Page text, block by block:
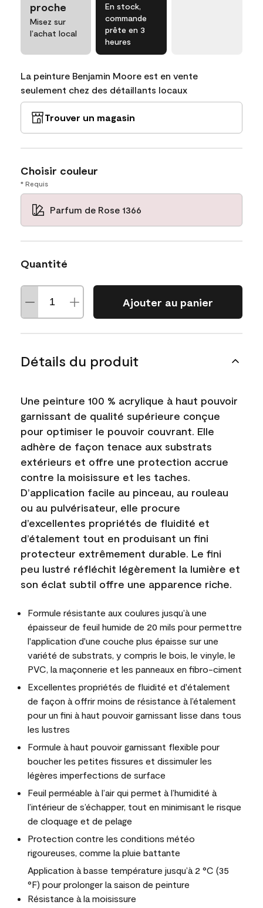
proche
Misez sur
l’achat local
En stock,
commande
prête en 3
heures
La peinture Benjamin Moore est en vente
seulement chez des détaillants locaux
Trouver un magasin
Choisir couleur
* Requis
Parfum de Rose 1366
Quantité
Ajouter au panier
Détails du produit
Une peinture 100 % acrylique à haut pouvoir
garnissant de qualité supérieure conçue
pour optimiser le pouvoir couvrant. Elle
adhère de façon tenace aux substrats
extérieurs et offre une protection accrue
contre la moisissure et les taches.
D’application facile au pinceau, au rouleau
ou au pulvérisateur, elle procure
d’excellentes propriétés de fluidité et
d’étalement tout en produisant un fini
protecteur extrêmement durable. Le fini
peu lustré réfléchit légèrement la lumière et
son éclat subtil offre une apparence riche.
Formule résistante aux coulures jusqu’à une
épaisseur de feuil humide de 20 mils pour permettre
l'application d'une couche plus épaisse sur une
variété de substrats, y compris le bois, le vinyle, le
PVC, la maçonnerie et les panneaux en fibro-ciment
Excellentes propriétés de fluidité et d'étalement
de façon à offrir moins de résistance à l’étalement
pour un fini à haut pouvoir garnissant lisse dans tous
les lustres
Formule à haut pouvoir garnissant flexible pour
boucher les petites fissures et dissimuler les
légères imperfections de surface
Feuil perméable à l’air qui permet à l’humidité à
l’intérieur de s’échapper, tout en minimisant le risque
de cloquage et de pelage
Protection contre les conditions météo
rigoureuses, comme la pluie battante
Application à basse température jusqu’à 2 °C (35
°F) pour prolonger la saison de peinture
Résistance à la moisissure